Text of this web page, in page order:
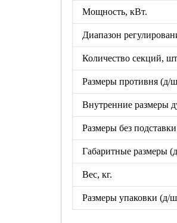
Мощность, кВт.
Диапазон
Количество секций,
Размеры противня(д/
Внутренние размеры
Размеры без подставки
Габаритные размеры
Вес, кг.
Размеры упаковки (д/